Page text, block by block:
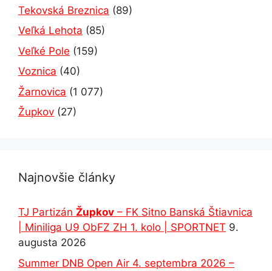
Tekovská Breznica (89)
Veľká Lehota (85)
Veľké Pole (159)
Voznica (40)
Žarnovica (1 077)
Župkov (27)
Najnovšie články
TJ Partizán Župkov – FK Sitno Banská Štiavnica
| Miniliga U9 ObFZ ZH 1. kolo | SPORTNET 9.
augusta 2026
Summer DNB Open Air 4. septembra 2026 –